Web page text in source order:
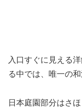
入口すぐに見える
る中では、唯一の
日本庭園部分はさ